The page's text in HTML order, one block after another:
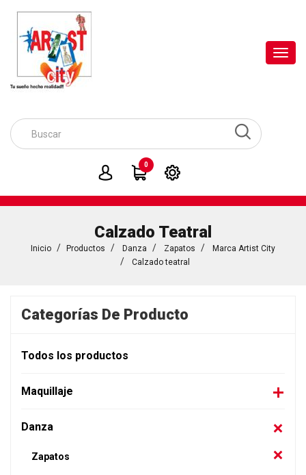
0
Calzado Teatral
Inicio Productos Danza Zapatos
Marca Artist City
Calzado teatral
Categorías De Producto
Todos los productos
Maquillaje
Danza
Zapatos